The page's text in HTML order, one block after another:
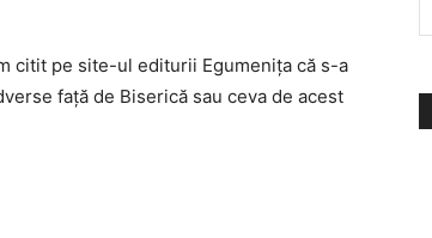
citit pe site-ul editurii Egumeniţa că s-a
faţă de Biserică sau ceva de acest